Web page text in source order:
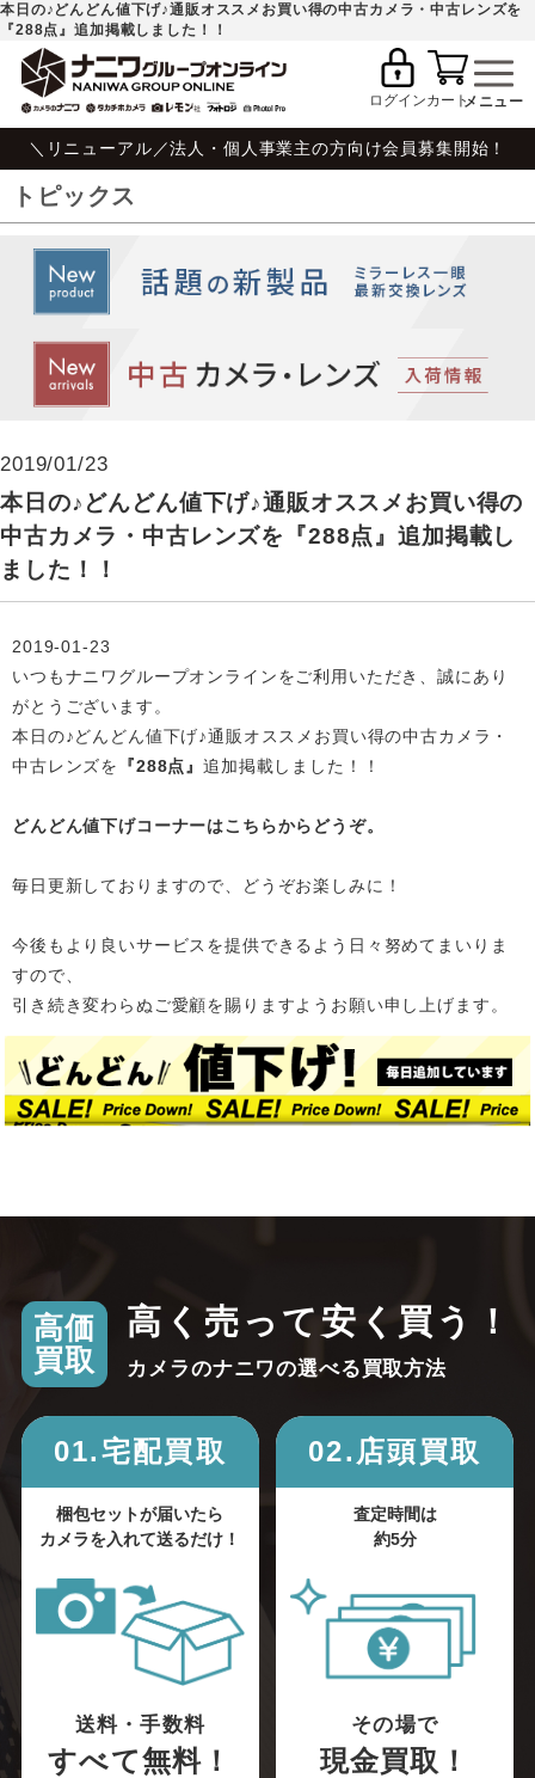
本日の♪どんどん値下げ♪通販オススメお買い得の中古カメラ・中古レンズを
『288点』追加掲載しました！！
ログインカート
＼リニューアル／法人・個人事業主の方向け会員募集開始！
トピックス
2019/01/23
本日の♪どんどん値下げ♪通販オススメお買い得の
中古カメラ・中古レンズを『288点』追加掲載し
ました！！
2019-01-23
いつもナニワグループオンラインをご利用いただき、誠にあり
がとうございます。
本日の♪どんどん値下げ♪通販オススメお買い得の中古カメラ・
中古レンズを
『288点』追加掲載 しました！！
どんどん値下げコーナーはこちらからどうぞ。
毎日更新しておりますので、どうぞお楽しみに！
今後もより良いサービスを提供できるよう日々努めてまいりま
すので、
引き続き変わらぬご愛顧を賜りますようお願い申し上げます。
高価
買取
高く売って安く買う！
カメラのナニワの選べる買取方法
01.宅配買取
梱包セットが届いたら
カメラを入れて送るだけ！
送料・手数料
すべて無料！
02.店頭買取
査定時間は
約5分
その場で
現金買取！